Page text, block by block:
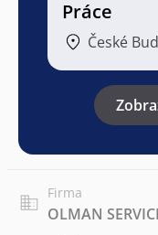
Práce
České
Firma
OLMAN